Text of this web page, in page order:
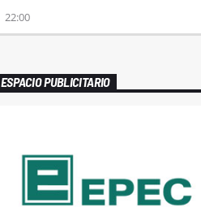
22:00
ESPACIO PUBLICITARIO